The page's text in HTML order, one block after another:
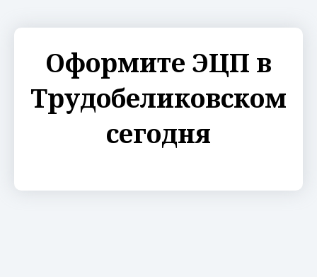
Оформите ЭЦП в
Трудобеликовском
сегодня